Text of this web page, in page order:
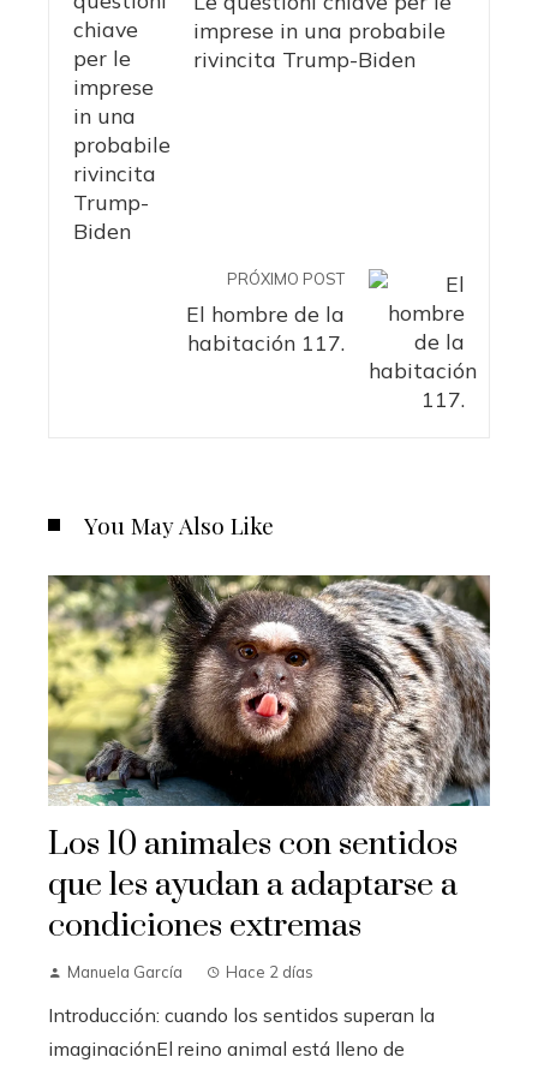
imprese in una probabile
rivincita Trump-Biden
PRÓXIMO POST
El hombre de la
habitación 117.
You May Also Like
Los 10 animales con sentidos
que les ayudan a adaptarse a
condiciones extremas
Manuela García Hace 2 días
Introducción: cuando los sentidos superan la
imaginaciónEl reino animal está lleno de